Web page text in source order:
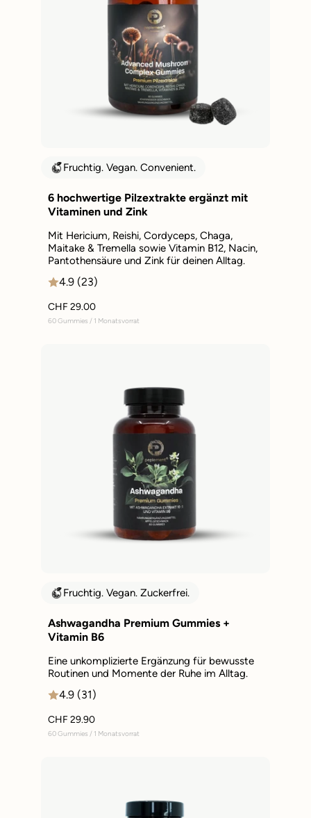
Fruchtig. Vegan. Convenient.
6 hochwertige Pilzextrakte ergänzt mit
Vitaminen und Zink
Mit Hericium, Reishi, Cordyceps, Chaga,
Maitake & Tremella sowie Vitamin B12, Nacin,
Pantothensäure und Zink für deinen Alltag.
4.9 (23)
CHF 29.00
60 Gummies / 1 Monatsvorrat
Fruchtig. Vegan. Zuckerfrei.
Ashwagandha Premium Gummies +
Vitamin B6
Eine unkomplizierte Ergänzung für bewusste
Routinen und Momente der Ruhe im Alltag.
4.9 (31)
CHF 29.90
60 Gummies / 1 Monatsvorrat